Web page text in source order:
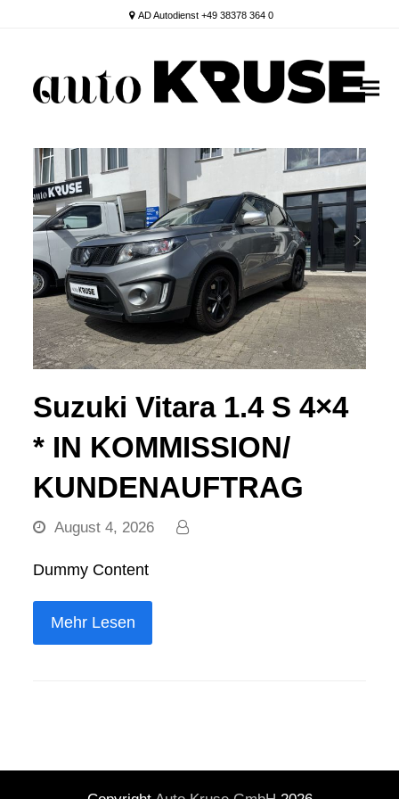
AD Autodienst +49 38378 364 0
Suzuki Vitara 1.4 S 4×4
* IN KOMMISSION/
KUNDENAUFTRAG
August 4, 2026
Dummy Content
Mehr Lesen